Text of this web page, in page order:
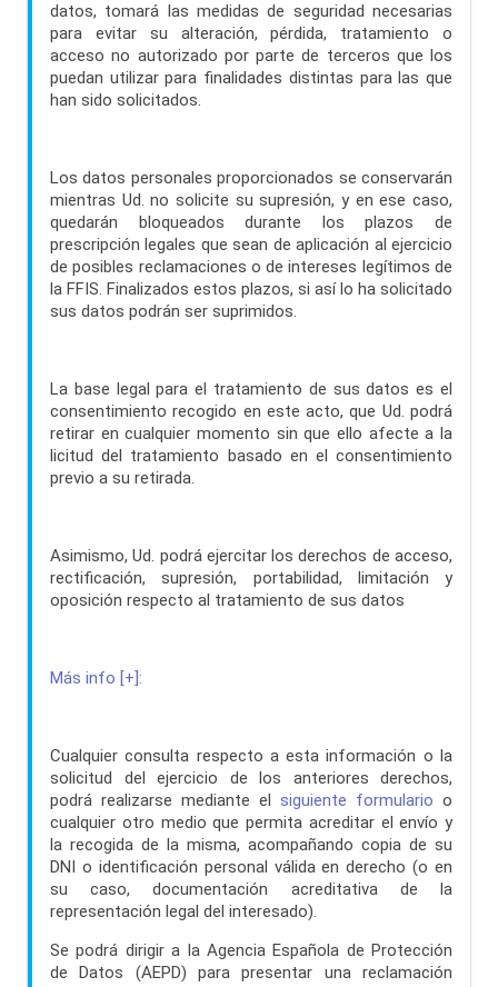
datos, tomará las medidas de seguridad necesarias
para evitar su alteración, pérdida, tratamiento o
acceso no autorizado por parte de terceros que los
puedan utilizar para finalidades distintas para las que
han sido solicitados.
Los datos personales proporcionados se conservarán
mientras Ud. no solicite su supresión, y en ese caso,
quedarán bloqueados durante los plazos de
prescripción legales que sean de aplicación al ejercicio
de posibles reclamaciones o de intereses legítimos de
la FFIS. Finalizados estos plazos, si así lo ha solicitado
sus datos podrán ser suprimidos.
La base legal para el tratamiento de sus datos es el
consentimiento recogido en este acto, que Ud. podrá
retirar en cualquier momento sin que ello afecte a la
licitud del tratamiento basado en el consentimiento
previo a su retirada.
Asimismo, Ud. podrá ejercitar los derechos de acceso,
rectificación, supresión, portabilidad, limitación y
oposición respecto al tratamiento de sus datos
Más info [+]:
Cualquier consulta respecto a esta información o la
solicitud del ejercicio de los anteriores derechos,
podrá realizarse mediante el siguiente formulario o
cualquier otro medio que permita acreditar el envío y
la recogida de la misma, acompañando copia de su
DNI o identificación personal válida en derecho (o en
su caso, documentación acreditativa de la
representación legal del interesado).
Se podrá dirigir a la Agencia Española de Protección
de Datos (AEPD) para presentar una reclamación